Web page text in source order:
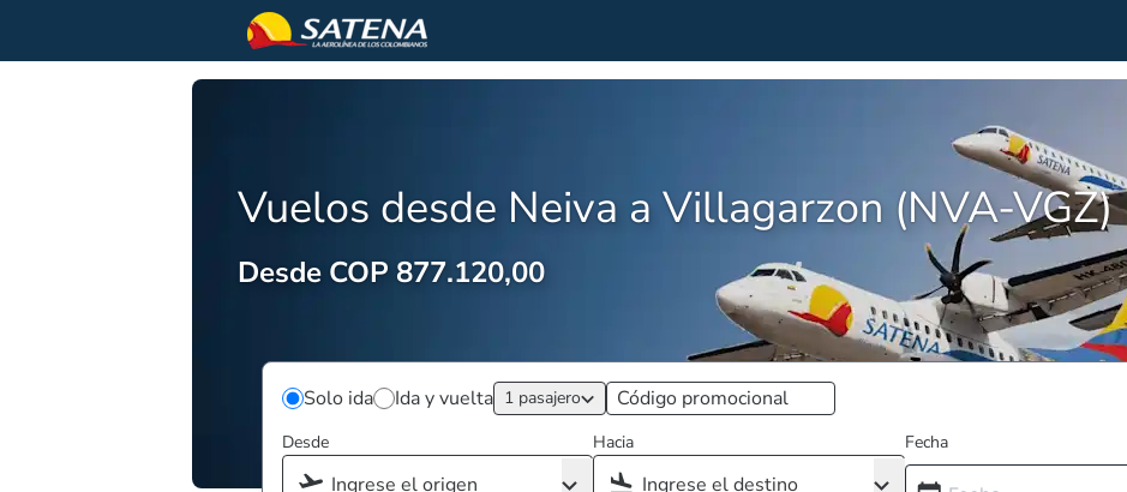
Vuelos desde Neiva a Villagarzon (NVA-VGZ)
Desde COP 877.120,00
Solo ida Ida y vuelta 1 pasajero
Desde
Hacia Fecha